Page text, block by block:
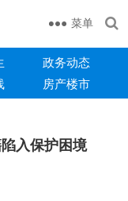
菜单
政务动态
房产楼市
入保护困境